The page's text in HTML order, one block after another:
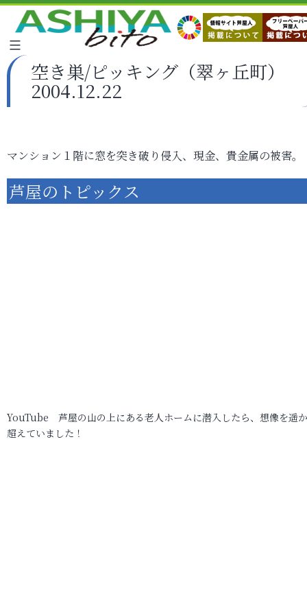
空き巣/ピッキング（翠ヶ丘町）
2004.12.22
マンション１階に窓を突き破り侵入、現金、貴金属の被害。
芦屋のトピックス
YouTube 芦屋の山の上にある老人ホームに潜入したら、想像を遥
超えていました！